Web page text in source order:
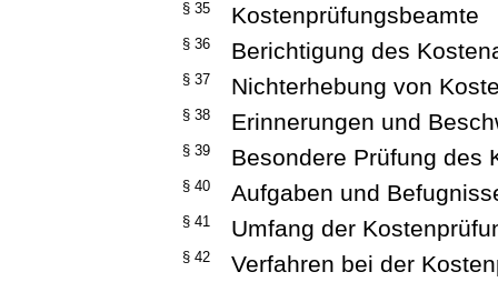
§ 35 Kostenprüfungsbeamte
§ 36 Berichtigung des
§ 37 Nichterhebung von
§ 38 Erinnerungen und
§ 39 Besondere Prüfung des
§ 40 Aufgaben und
§ 41 Umfang der
§ 42 Verfahren bei der